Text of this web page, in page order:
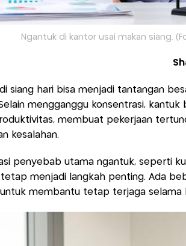
Ngantuk di kantor usai makan siang.
siang hari bisa menjadi tantangan
mengganggu konsentrasi,
membuat pekerjaan
kesalahan.
penyebab utama ngantuk, seperti
menjadi langkah penting. Ada
untuk membantu tetap terjaga selama